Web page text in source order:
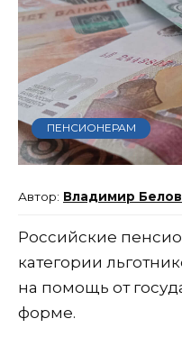
ПЕНСИОНЕРАМ
Владимир Белов
Российские
категории
на помощь от
форме.